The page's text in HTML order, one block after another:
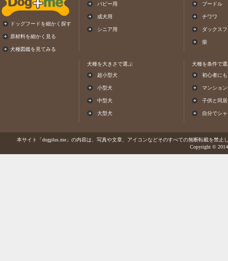
ドッグフードを細かく探す
原材料を細かく見る
犬種図鑑を見てみる
パピー用
成犬用
シニア用
プードル
チワワ
ダックス
柴
犬種を大きさで選ぶ
超小型犬
小型犬
中型犬
大型犬
犬種を条件で
初心者に
マンショ
子供と同
自分でシ
本サイト「dogplus.me」の内容は、写真や文章、アイコンなどそのすべての無断転載を禁
Copyright ©